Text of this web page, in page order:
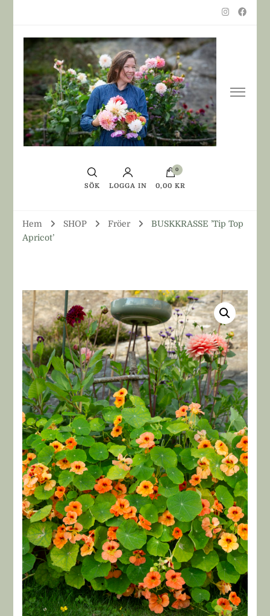
SÖK LOGGA IN
0
0,00 KR
Hem SHOP Fröer
BUSKKRASSE ’Tip Top
Apricot’